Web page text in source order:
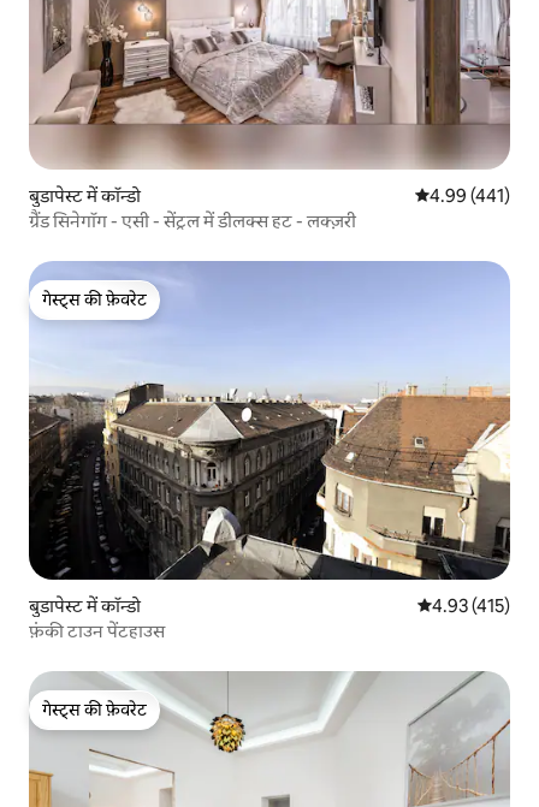
बुडापेस्ट में कॉन्डो औसत रेटिंग 5 में से
4.99 (441)
ग्रैंड सिनेगॉग - एसी - सेंट्रल में डीलक्स हट - लक्ज़री
गेस्ट्स की फ़ेवरेट
गेस्ट्स की फ़ेवरेट
बुडापेस्ट में कॉन्डो औसत रेटिंग 5 में से
4.93 (415)
फ़ंकी टाउन पेंटहाउस
गेस्ट्स की फ़ेवरेट
गेस्ट्स की फ़ेवरेट